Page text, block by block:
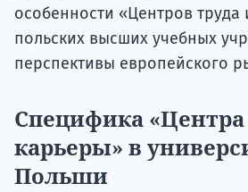
особенности «Центров
польских высших учебных
перспективы европейского
Специфика «Центра
карьеры» в
Польши